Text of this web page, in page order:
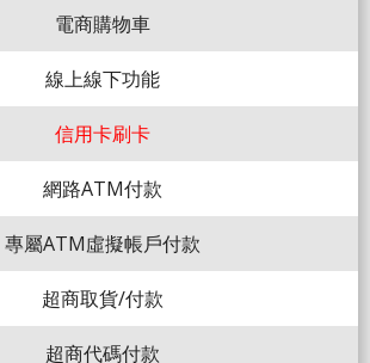
電商購物車
線上線下功能
信用卡刷卡
網路ATM付款
專屬ATM虛擬帳戶付款
超商取貨/付款
超商代碼付款